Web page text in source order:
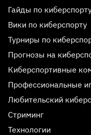
Гайды по
Вики по киберспорту
Турниры по
Прогнозы на
Киберспортивные
Профессиональные
Любительский
Стриминг
Технологии